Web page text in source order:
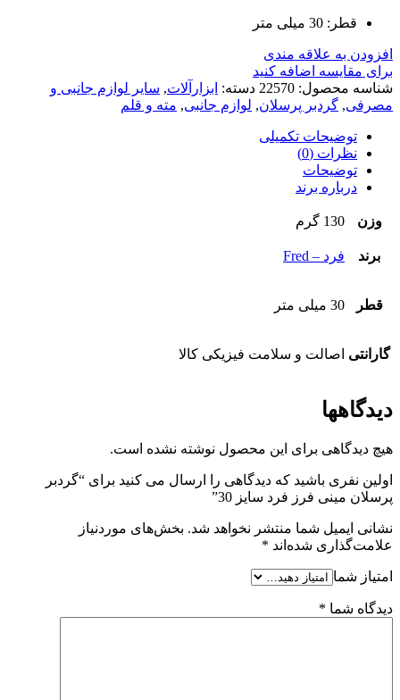
قطر: 30 میلی متر
افزودن به علاقه مندی
برای مقایسه اضافه کنید
شناسه محصول: 22570 دسته: ابزارآلات, سایر لوازم جانبی و
مصرفی, گردبر پرسلان, لوازم جانبی, مته و قلم
توضیحات تکمیلی
نظرات (0)
توضیحات
درباره برند
وزن 130 گرم
برند فرد – Fred
قطر 30 میلی متر
گارانتی اصالت و سلامت فیزیکی کالا
دیدگاهها
هیچ دیدگاهی برای این محصول نوشته نشده است.
اولین نفری باشید که دیدگاهی را ارسال می کنید برای “گردبر
پرسلان مینی فرز فرد سایز 30”
نشانی ایمیل شما منتشر نخواهد شد. بخش‌های موردنیاز
علامت‌گذاری شده‌اند *
امتیاز شما
دیدگاه شما *